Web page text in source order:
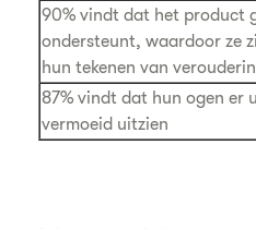
90% vindt dat het product
ondersteunt, waardoor ze
hun tekenen van
87% vindt dat hun ogen er
vermoeid uitzien